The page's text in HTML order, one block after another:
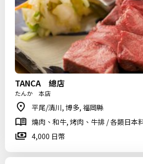
TANCA 總店
たんか 本店
平尾/清川, 博多, 福岡縣
燒肉、和牛, 烤肉、牛排 / 各類日本
4,000 日幣